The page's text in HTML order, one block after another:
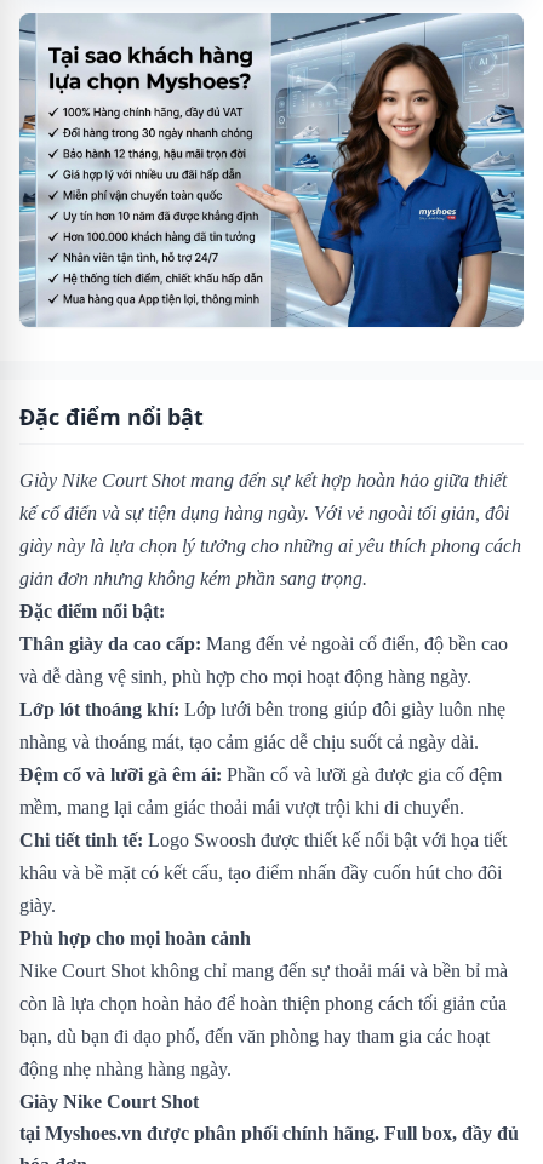
Đặc điểm nổi bật
Giày Nike Court Shot mang đến sự kết hợp hoàn hảo giữa thiết
kế cổ điển và sự tiện dụng hàng ngày. Với vẻ ngoài tối giản, đôi
giày này là lựa chọn lý tưởng cho những ai yêu thích phong cách
giản đơn nhưng không kém phần sang trọng.
Đặc điểm nổi bật:
Thân giày da cao cấp: Mang đến vẻ ngoài cổ điển, độ bền cao
và dễ dàng vệ sinh, phù hợp cho mọi hoạt động hàng ngày.
Lớp lót thoáng khí: Lớp lưới bên trong giúp đôi giày luôn nhẹ
nhàng và thoáng mát, tạo cảm giác dễ chịu suốt cả ngày dài.
Đệm cổ và lưỡi gà êm ái: Phần cổ và lưỡi gà được gia cố đệm
mềm, mang lại cảm giác thoải mái vượt trội khi di chuyển.
Chi tiết tinh tế: Logo Swoosh được thiết kế nổi bật với họa tiết
khâu và bề mặt có kết cấu, tạo điểm nhấn đầy cuốn hút cho đôi
giày.
Phù hợp cho mọi hoàn cảnh
Nike Court Shot không chỉ mang đến sự thoải mái và bền bỉ mà
còn là lựa chọn hoàn hảo để hoàn thiện phong cách tối giản của
bạn, dù bạn đi dạo phố, đến văn phòng hay tham gia các hoạt
động nhẹ nhàng hàng ngày.
Giày Nike Court Shot
tại Myshoes.vn được phân phối chính hãng. Full box, đầy đủ